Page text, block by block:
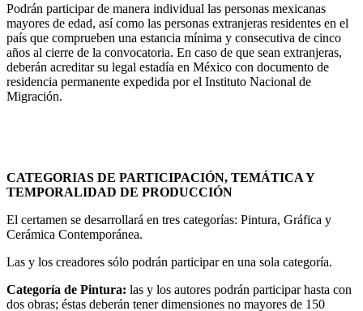
Podrán participar de manera individual las personas mexicanas
mayores de edad, así como las personas extranjeras residentes en el
país que comprueben una estancia mínima y consecutiva de cinco
años al cierre de la convocatoria. En caso de que sean extranjeras,
deberán acreditar su legal estadía en México con documento de
residencia permanente expedida por el Instituto Nacional de
Migración.
CATEGORIAS DE PARTICIPACIÓN, TEMÁTICA Y
TEMPORALIDAD DE PRODUCCIÓN
El certamen se desarrollará en tres categorías: Pintura, Gráfica y
Cerámica Contemporánea.
Las y los creadores sólo podrán participar en una sola categoría.
Categoría de Pintura: las y los autores podrán participar hasta con
dos obras; éstas deberán tener dimensiones no mayores de 150